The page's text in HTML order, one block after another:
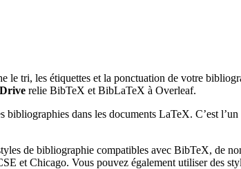
le tri, les étiquettes et la ponctuation de votre
relie BibTeX et BibLaTeX à Overleaf.
dans les documents LaTeX. C’est
de bibliographie compatibles avec BibTeX, de
et Chicago. Vous pouvez également utiliser des